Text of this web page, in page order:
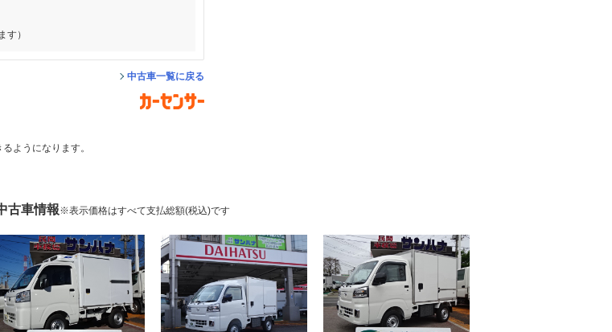
す）
中古車一覧に戻る
ようになります。
古車情報※表示価格はすべて支払総額(税込)です